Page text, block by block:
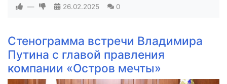
— 26.02.2025 0
Стенограмма встречи Владимира
Путина с главой правления
компании «Остров мечты»